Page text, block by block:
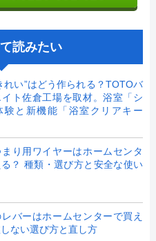
読みたい
れい”はどう作られる？TOTOバ
イト佐倉工場を取材。浴室「シ
験と新機能「浴室クリアキー
り用ワイヤーはホームセンタ
？ 種類・選び方と安全な使い
レバーはホームセンターで買え
ない選び方と直し方